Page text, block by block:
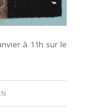
à 11h sur le